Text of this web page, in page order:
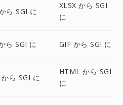
ら SGI に
XLSX から SGI
に
ら SGI に GIF から SGI に
から SGI に
HTML から SGI
に